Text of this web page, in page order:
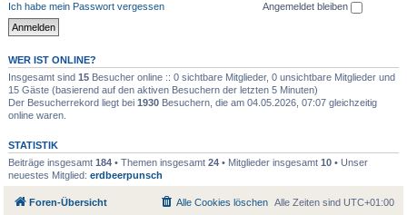
Ich habe mein Passwort vergessen Angemeldet bleiben
WER IST ONLINE?
Insgesamt sind15 Besucher online :: 0 sichtbare Mitglieder, 0 unsichtbare Mitglieder und
15 Gäste (basierend auf den aktiven Besuchern der letzten 5 Minuten)
Der Besucherrekord liegt bei1930 Besuchern, die am 04.05.2026, 07:07 gleichzeitig
online waren.
STATISTIK
Beiträge insgesamt184 • Themen insgesamt24 • Mitglieder insgesamt10 • Unser
neuestes Mitglied:erdbeerpunsch
Foren-Übersicht Alle Zeiten sind UTC+01:00
Alle Cookies löschen